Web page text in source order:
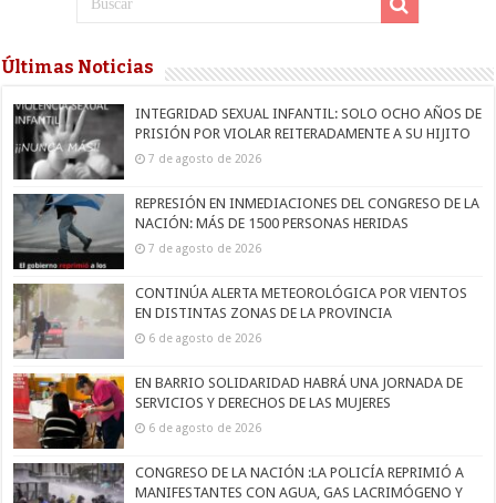
Últimas Noticias
INTEGRIDAD SEXUAL INFANTIL: SOLO OCHO AÑOS DE
PRISIÓN POR VIOLAR REITERADAMENTE A SU HIJITO
7 de agosto de 2026
REPRESIÓN EN INMEDIACIONES DEL CONGRESO DE LA
NACIÓN: MÁS DE 1500 PERSONAS HERIDAS
7 de agosto de 2026
CONTINÚA ALERTA METEOROLÓGICA POR VIENTOS
EN DISTINTAS ZONAS DE LA PROVINCIA
6 de agosto de 2026
EN BARRIO SOLIDARIDAD HABRÁ UNA JORNADA DE
SERVICIOS Y DERECHOS DE LAS MUJERES
6 de agosto de 2026
CONGRESO DE LA NACIÓN :LA POLICÍA REPRIMIÓ A
MANIFESTANTES CON AGUA, GAS LACRIMÓGENO Y